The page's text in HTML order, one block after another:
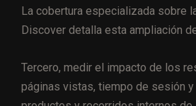
La cobertura especializada sobre
Discover detalla esta ampliación
Tercero, medir el impacto de los
páginas vistas, tiempo de sesión y